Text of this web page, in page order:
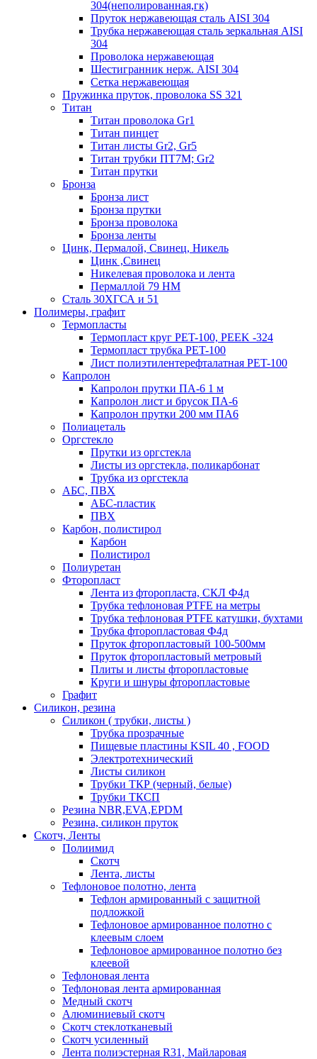
304(неполированная,гк)
Пруток нержавеющая сталь AISI 304
Трубка нержавеющая сталь зеркальная AISI
304
Проволока нержавеющая
Шестигранник нерж. AISI 304
Сетка нержавеющая
Пружинка пруток, проволока SS 321
Титан
Титан проволока Gr1
Титан пинцет
Титан листы Gr2, Gr5
Титан трубки ПТ7М; Gr2
Титан прутки
Бронза
Бронза лист
Бронза прутки
Бронза проволока
Бронза ленты
Цинк, Пермалой, Свинец, Никель
Цинк ,Свинец
Никелевая проволока и лента
Пермаллой 79 НМ
Сталь 30ХГСА и 51
Полимеры, графит
Термопласты
Термопласт круг PET-100, PEEK -324
Термопласт трубка PET-100
Лист полиэтилентерефталатная PET-100
Капролон
Капролон прутки ПА-6 1 м
Капролон лист и брусок ПА-6
Капролон прутки 200 мм ПА6
Полиацеталь
Оргстекло
Прутки из оргстекла
Листы из оргстекла, поликарбонат
Трубка из оргстекла
АБС, ПВХ
АБС-пластик
ПВХ
Карбон, полистирол
Карбон
Полистирол
Полиуретан
Фторопласт
Лента из фторопласта, СКЛ Ф4д
Трубка тефлоновая PTFE на метры
Трубка тефлоновая PTFE катушки, бухтами
Трубка фторопластовая Ф4д
Пруток фторопластовый 100-500мм
Пруток фторопластовый метровый
Плиты и листы фторопластовые
Круги и шнуры фторопластовые
Графит
Силикон, резина
Силикон ( трубки, листы )
Трубка прозрачные
Пищевые пластины KSIL 40 , FOOD
Электротехнический
Листы силикон
Трубки ТКР (черный, белые)
Трубки ТКСП
Резина NBR,EVA,EPDM
Резина, силикон пруток
Скотч, Ленты
Полиимид
Скотч
Лента, листы
Тефлоновое полотно, лента
Тефлон армированный с защитной
подложкой
Тефлоновое армированное полотно с
клеевым слоем
Тефлоновое армированное полотно без
клеевой
Тефлоновая лента
Тефлоновая лента армированная
Медный скотч
Алюминиевый скотч
Скотч стеклотканевый
Скотч усиленный
Лента полиэстерная R31, Майларовая